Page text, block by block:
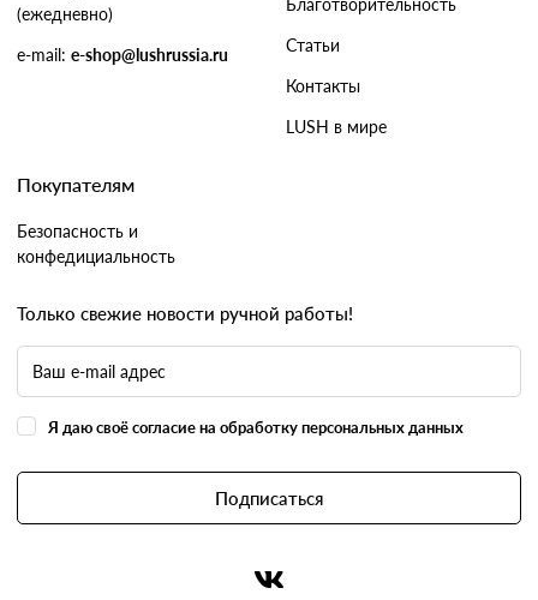
(ежедневно)
e-mail: e-shop@lushrussia.ru
Благотворительность
Статьи
Контакты
LUSH в мире
Покупателям
Безопасность и
конфедициальность
Только свежие новости ручной работы!
Я даю своё согласие на обработку персональных данных
Подписаться